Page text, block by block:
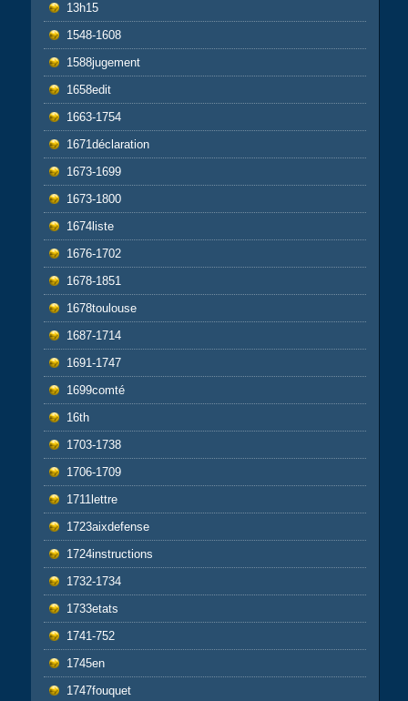
13h15
1548-1608
1588jugement
1658edit
1663-1754
1671déclaration
1673-1699
1673-1800
1674liste
1676-1702
1678-1851
1678toulouse
1687-1714
1691-1747
1699comté
16th
1703-1738
1706-1709
1711lettre
1723aixdefense
1724instructions
1732-1734
1733etats
1741-752
1745en
1747fouquet